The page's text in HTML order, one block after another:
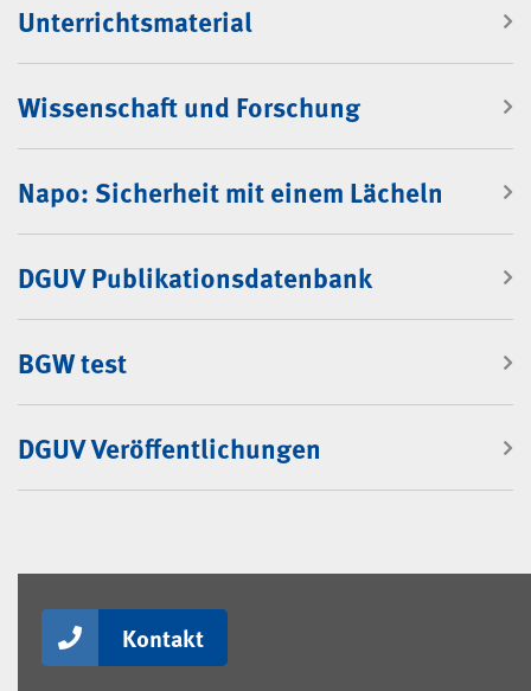
Unterrichtsmaterial
Wissenschaft und Forschung
Napo: Sicherheit mit einem Lächeln
DGUV Publikationsdatenbank
BGW test
DGUV Veröffentlichungen
Kontakt